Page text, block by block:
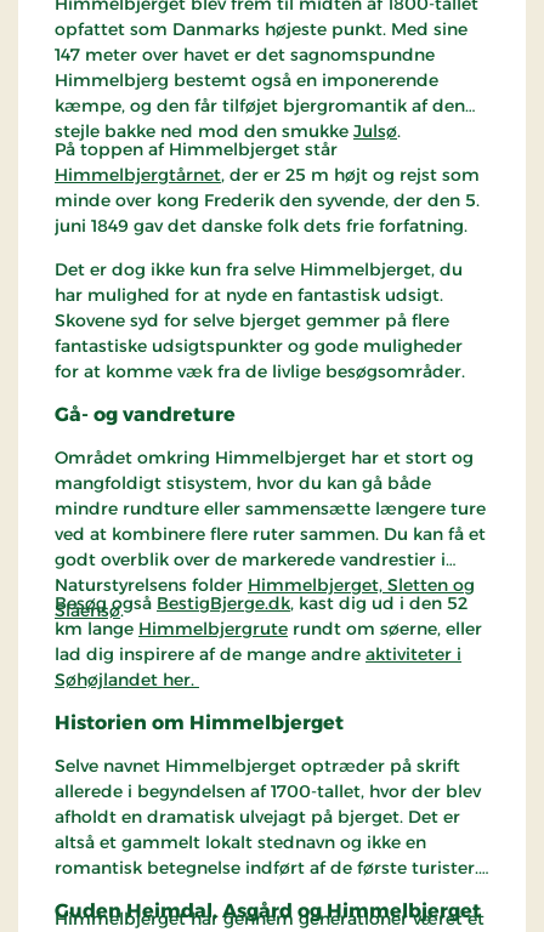
opfattet som Danmarks højeste punkt. Med sine
147 meter over havet er det sagnomspundne
Himmelbjerg bestemt også en imponerende
kæmpe, og den får tilføjet bjergromantik af den
stejle bakke ned mod den smukke Julsø.
På toppen af Himmelbjerget står
Himmelbjergtårnet, der er 25 m højt og rejst som
minde over kong Frederik den syvende, der den 5.
juni 1849 gav det danske folk dets frie forfatning.
Det er dog ikke kun fra selve Himmelbjerget, du
har mulighed for at nyde en fantastisk udsigt.
Skovene syd for selve bjerget gemmer på flere
fantastiske udsigtspunkter og gode muligheder
for at komme væk fra de livlige besøgsområder.
Gå- og vandreture
Området omkring Himmelbjerget har et stort og
mangfoldigt stisystem, hvor du kan gå både
mindre rundture eller sammensætte længere ture
ved at kombinere flere ruter sammen. Du kan få et
godt overblik over de markerede vandrestier i
Naturstyrelsens folder Himmelbjerget, Sletten og
Slåensø.
Besøg også BestigBjerge.dk, kast dig ud i den 52
km lange Himmelbjergrute rundt om søerne, eller
lad dig inspirere af de mange andre aktiviteter i
Søhøjlandet her.
Historien om Himmelbjerget
Selve navnet Himmelbjerget optræder på skrift
allerede i begyndelsen af 1700-tallet, hvor der blev
afholdt en dramatisk ulvejagt på bjerget. Det er
altså et gammelt lokalt stednavn og ikke en
romantisk betegnelse indført af de første turister.
Himmelbjerget har gennem generationer været et
Guden Heimdal, Asgård og Himmelbjerget